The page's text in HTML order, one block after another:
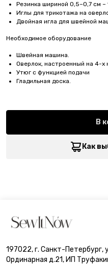
Резинка шириной 0,5–0,7 см –
Иглы для трикотажа на
Двойная игла для швейной
Необходимое оборудование
Швейная машина.
Оверлок, настроенный на 4-х
Утюг с функцией подачи
Гладильная доска.
В
Как
197022, г. Санкт-Петербург,
Ординарная д.21, ИП